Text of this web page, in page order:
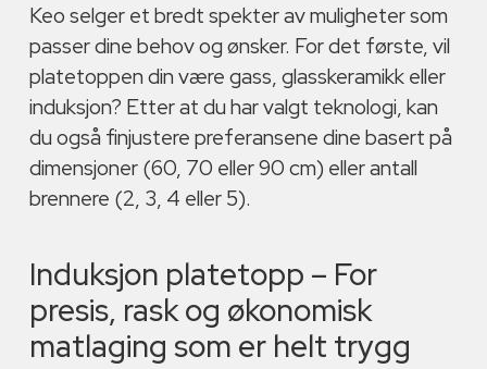
Keo selger et bredt spekter av muligheter som
passer dine behov og ønsker. For det første, vil
platetoppen din være gass, glasskeramikk eller
induksjon? Etter at du har valgt teknologi, kan
du også finjustere preferansene dine basert på
dimensjoner (60, 70 eller 90 cm) eller antall
brennere (2, 3, 4 eller 5).
Induksjon platetopp – For
presis, rask og økonomisk
matlaging som er helt trygg